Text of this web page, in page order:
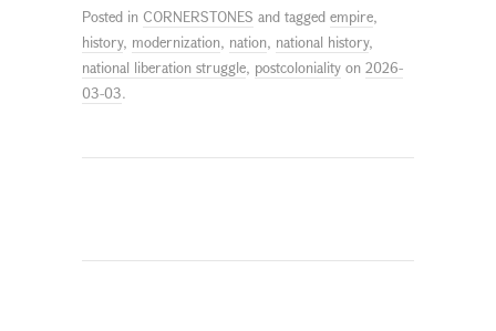
Posted in CORNERSTONES and tagged empire,
history, modernization, nation, national history,
national liberation struggle, postcoloniality on 2026-
03-03.